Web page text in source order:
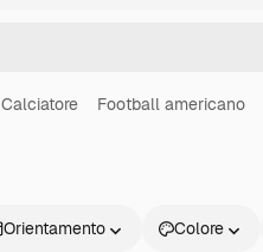
Calciatore Football americano
Orientamento Colore